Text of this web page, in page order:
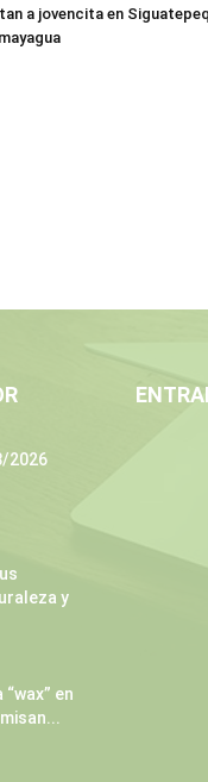
a jovencita en
2026
y
en